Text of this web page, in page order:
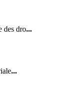
des dro...
...